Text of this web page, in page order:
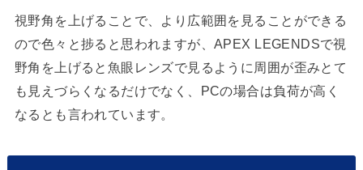
視野角を上げることで、より広範囲を見ることができる
ので色々と捗ると思われますが、APEX LEGENDSで視
野角を上げると魚眼レンズで見るように周囲が歪みとて
も見えづらくなるだけでなく、PCの場合は負荷が高く
なるとも言われています。